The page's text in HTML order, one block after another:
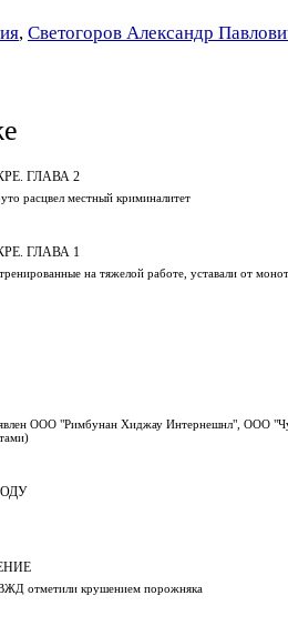
, Светогоров Александр
ГЛАВА 2
расцвел местный криминалитет
ГЛАВА 1
на тяжелой работе, уставали от
ООО "Римбунан Хиджау Интернешнл", ООО
отметили крушением порожняка